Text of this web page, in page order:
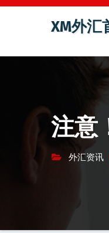
跳
容
XM外汇
注意
外汇资讯